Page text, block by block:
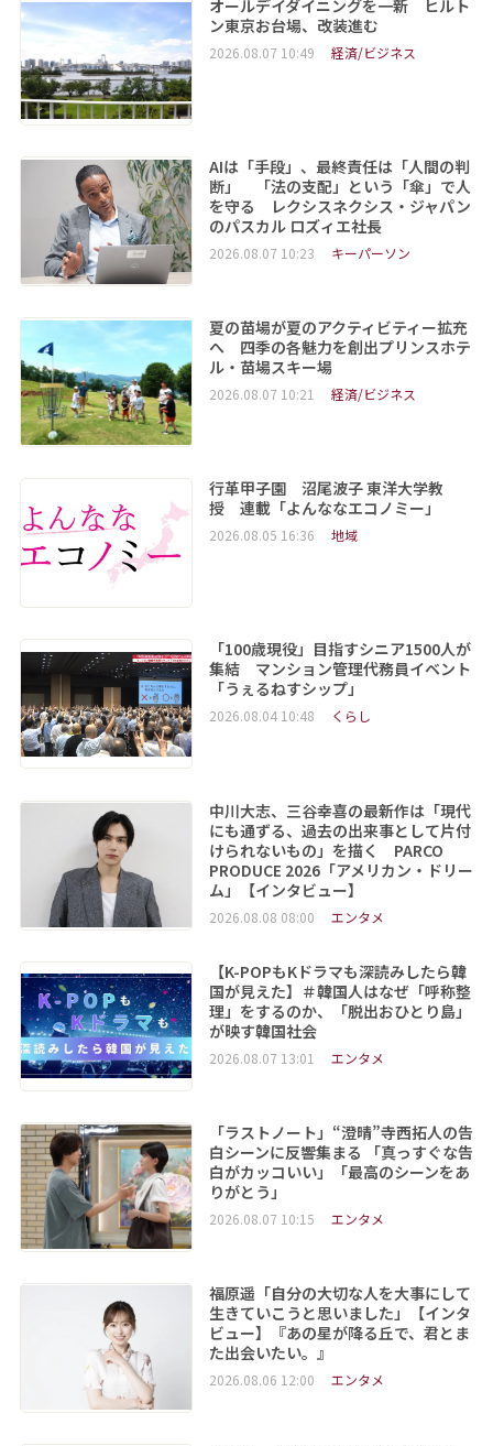
オールデイダイニングを一新 ヒルト
ン東京お台場、改装進む
2026.08.07 10:49 経済/ビジネス
AIは「手段」、最終責任は「人間の判
断」 「法の支配」という「傘」で人
を守る レクシスネクシス・ジャパン
のパスカル ロズィエ社長
2026.08.07 10:23 キーパーソン
夏の苗場が夏のアクティビティー拡充
へ 四季の各魅力を創出プリンスホテ
ル・苗場スキー場
2026.08.07 10:21 経済/ビジネス
行革甲子園 沼尾波子 東洋大学教
授 連載「よんななエコノミー」
2026.08.05 16:36 地域
「100歳現役」目指すシニア1500人が
集結 マンション管理代務員イベント
「うぇるねすシップ」
2026.08.04 10:48 くらし
中川大志、三谷幸喜の最新作は「現代
にも通ずる、過去の出来事として片付
けられないもの」を描く PARCO
PRODUCE 2026「アメリカン・ドリー
ム」【インタビュー】
2026.08.08 08:00 エンタメ
【K-POPもKドラマも深読みしたら韓
国が見えた】＃韓国人はなぜ「呼称整
理」をするのか、「脱出おひとり島」
が映す韓国社会
2026.08.07 13:01 エンタメ
「ラストノート」“澄晴”寺西拓人の告
白シーンに反響集まる 「真っすぐな告
白がカッコいい」「最高のシーンをあ
りがとう」
2026.08.07 10:15 エンタメ
福原遥「自分の大切な人を大事にして
生きていこうと思いました」【インタ
ビュー】『あの星が降る丘で、君とま
た出会いたい。』
2026.08.06 12:00 エンタメ